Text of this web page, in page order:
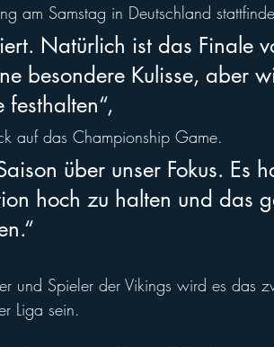
am Samstag in Deutschland
Natürlich ist das Finale
besondere Kulisse, aber
auf das Championship Game.
über unser Fokus. Es
hoch zu halten und das
und Spieler der Vikings wird es das
Liga sein.